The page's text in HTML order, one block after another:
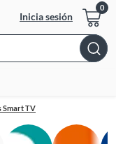
Inicia sesión
Smart TV